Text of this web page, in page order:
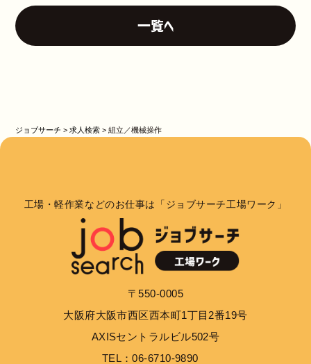
一覧へ
ジョブサーチ >求人検索 >組立／機械操作
工場・軽作業などのお仕事は「ジョブサーチ工場ワーク」
〒550-0005
大阪府大阪市西区西本町1丁目2番19号
AXISセントラルビル502号
TEL：06-6710-9890